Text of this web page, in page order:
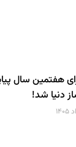
هفتمین سال
دنیا شد!